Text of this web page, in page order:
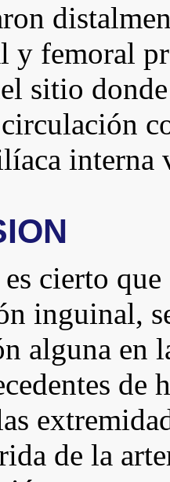
y femoral
sitio
cierto
inguinal,
alguna en
de
de la